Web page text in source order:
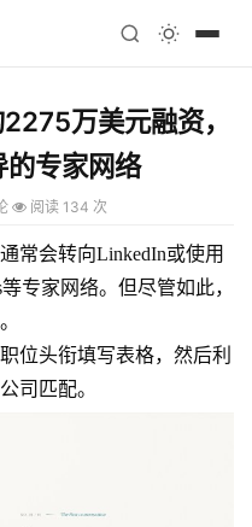
万美元融资，
的专家网络
阅读 134 次
常会转向LinkedIn或使用
专家网络。但尽管如此，
位头衔填写表格，然后利
司匹配。